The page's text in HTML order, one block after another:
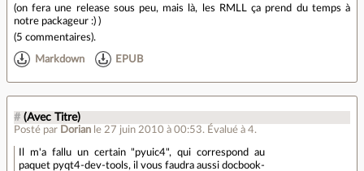
(on fera une release sous peu, mais là, les RMLL ça prend du temps à
notre packageur :) )
(5 commentaires).
Markdown EPUB
# (Avec Titre)
Posté par Dorian le 27 juin 2010 à 00:53. Évalué à 4.
Il m'a fallu un certain "pyuic4", qui correspond au
paquet pyqt4-dev-tools, il vous faudra aussi docbook-